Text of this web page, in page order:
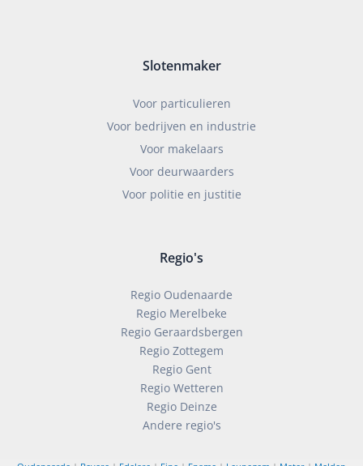
Slotenmaker
Voor particulieren
Voor bedrijven en industrie
Voor makelaars
Voor deurwaarders
Voor politie en justitie
Regio's
Regio Oudenaarde
Regio Merelbeke
Regio Geraardsbergen
Regio Zottegem
Regio Gent
Regio Wetteren
Regio Deinze
Andere regio's